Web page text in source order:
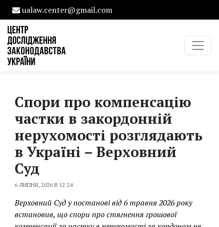
ualaw.center@gmail.com
Спори про компенсацію
частки в закордонній
нерухомості розглядають
в Україні – Верховний
Суд
6 ЛИПНЯ, 2026 В 12:24
Верховний Суд у постанові від 6 травня 2026 року
встановив, що спори про стягнення грошової